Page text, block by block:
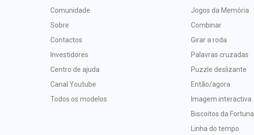
Comunidade
Sobre
Contactos
Investidores
Centro de ajuda
Canal Youtube
Todos os modelos
Jogos da Memória
Combinar
Girar a roda
Palavras cruzadas
Puzzle deslizante
Então/agora
Imagem interactiva
Biscoitos da Fortuna
Linha do tempo